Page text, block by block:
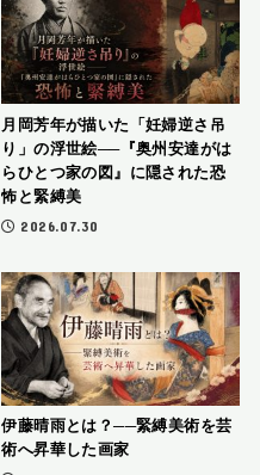
月岡芳年が描いた「妊婦逆さ吊
り」の浮世絵──『奥州安達がは
らひとつ家の図』に隠された恐
怖と緊縛美
2026.07.30
伊藤晴雨とは？──緊縛美術を芸
術へ昇華した画家